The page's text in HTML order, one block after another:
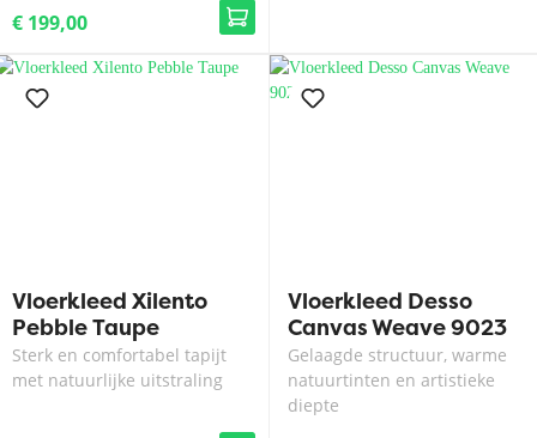
€ 199,00
Vloerkleed Xilento
Pebble Taupe
Sterk en comfortabel tapijt
met natuurlijke uitstraling
Vloerkleed Desso
Canvas Weave 9023
Gelaagde structuur, warme
natuurtinten en artistieke
diepte